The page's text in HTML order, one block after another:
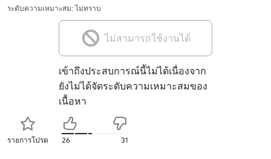
ระดับความเหมาะสม: ไม่ทราบ
ไม่สามารถใช้งานได้
เข้าถึงประสบการณ์นี้ไม่ได้เนื่องจาก
ยังไม่ได้จัดระดับความเหมาะสมของ
เนื้อหา
รายการโปรด 26 31